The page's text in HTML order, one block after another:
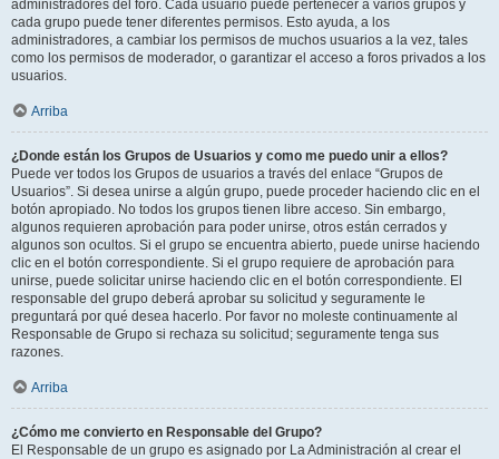
administradores del foro. Cada usuario puede pertenecer a varios grupos y
cada grupo puede tener diferentes permisos. Esto ayuda, a los
administradores, a cambiar los permisos de muchos usuarios a la vez, tales
como los permisos de moderador, o garantizar el acceso a foros privados a los
usuarios.
Arriba
¿Donde están los Grupos de Usuarios y como me puedo unir a ellos?
Puede ver todos los Grupos de usuarios a través del enlace “Grupos de
Usuarios”. Si desea unirse a algún grupo, puede proceder haciendo clic en el
botón apropiado. No todos los grupos tienen libre acceso. Sin embargo,
algunos requieren aprobación para poder unirse, otros están cerrados y
algunos son ocultos. Si el grupo se encuentra abierto, puede unirse haciendo
clic en el botón correspondiente. Si el grupo requiere de aprobación para
unirse, puede solicitar unirse haciendo clic en el botón correspondiente. El
responsable del grupo deberá aprobar su solicitud y seguramente le
preguntará por qué desea hacerlo. Por favor no moleste continuamente al
Responsable de Grupo si rechaza su solicitud; seguramente tenga sus
razones.
Arriba
¿Cómo me convierto en Responsable del Grupo?
El Responsable de un grupo es asignado por La Administración al crear el